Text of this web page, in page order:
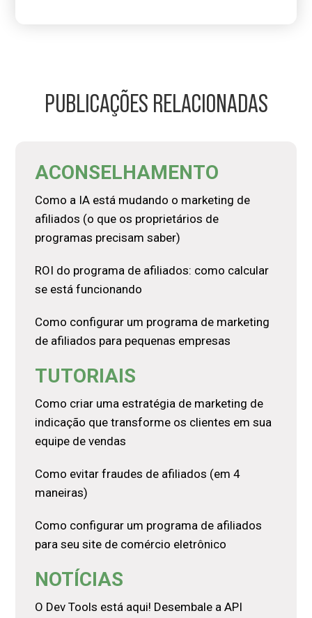
PUBLICAÇÕES RELACIONADAS
ACONSELHAMENTO
Como a IA está mudando o marketing de
afiliados (o que os proprietários de
programas precisam saber)
ROI do programa de afiliados: como calcular
se está funcionando
Como configurar um programa de marketing
de afiliados para pequenas empresas
TUTORIAIS
Como criar uma estratégia de marketing de
indicação que transforme os clientes em sua
equipe de vendas
Como evitar fraudes de afiliados (em 4
maneiras)
Como configurar um programa de afiliados
para seu site de comércio eletrônico
NOTÍCIAS
O Dev Tools está aqui! Desembale a API